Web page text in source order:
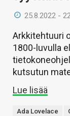
25.8.2022 -
Arkkitehtuuri
1800-luvulla
kutsutun
Lue lisää
Ada Lovelace